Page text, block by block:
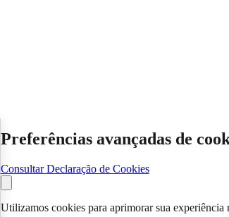
Preferências avançadas de
Consultar Declaração de Cookies
Utilizamos cookies para aprimorar sua